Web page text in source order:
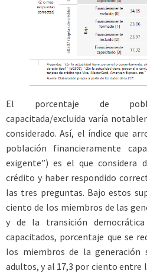
El porcentaje de
capacitada/excluida varía
considerado. Así, el índice que
población financieramente
exigente”) es el que considera
crédito y haber respondido
las tres preguntas. Bajo estos
ciento de los miembros de las
y de la transición democrática
capacitados, porcentaje que se
los miembros de la generación
adultos, y al 17,3 por ciento entre